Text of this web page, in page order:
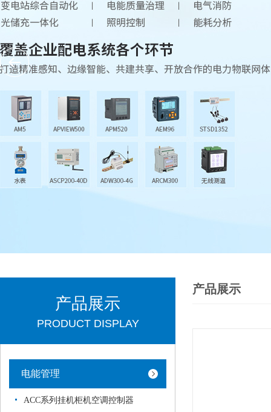
产品展示
PRODUCT DISPLAY
电能管理
ACC系列挂机柜机空调控制器
产品展示